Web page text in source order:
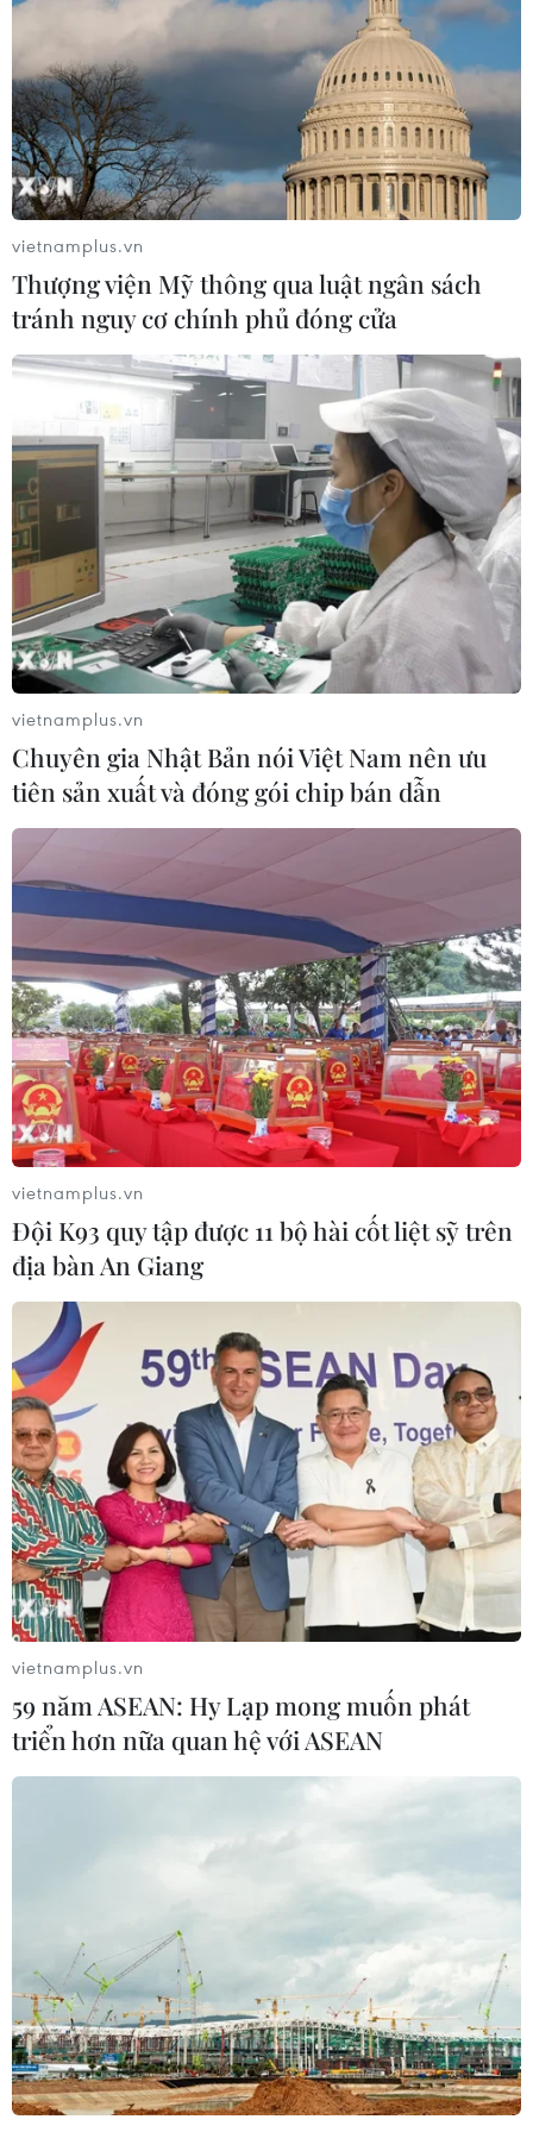
vietnamplus.vn
Thượng viện Mỹ thông qua luật ngân sách
tránh nguy cơ chính phủ đóng cửa
vietnamplus.vn
Chuyên gia Nhật Bản nói Việt Nam nên ưu
tiên sản xuất và đóng gói chip bán dẫn
vietnamplus.vn
Đội K93 quy tập được 11 bộ hài cốt liệt sỹ trên
địa bàn An Giang
vietnamplus.vn
59 năm ASEAN: Hy Lạp mong muốn phát
triển hơn nữa quan hệ với ASEAN